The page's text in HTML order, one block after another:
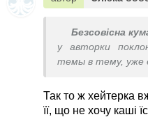
Безсовісна
у авторки
темы в тему, уже
пытаются
параметры
Так то ж хейтерка
її, що не хочу каші